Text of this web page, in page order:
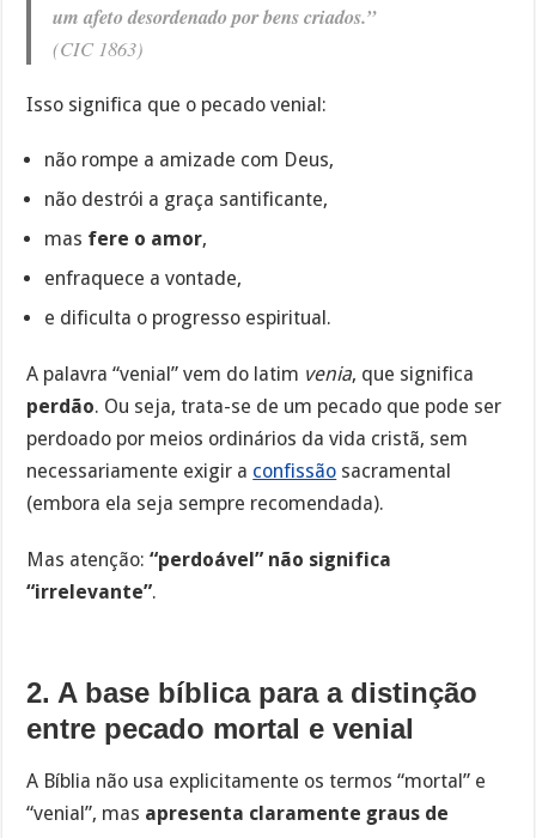
um afeto desordenado por bens criados.”
(CIC 1863)
Isso significa que o pecado venial:
não rompe a amizade com Deus,
não destrói a graça santificante,
mas fere o amor,
enfraquece a vontade,
e dificulta o progresso espiritual.
A palavra “venial” vem do latim venia, que significa
perdão. Ou seja, trata-se de um pecado que pode ser
perdoado por meios ordinários da vida cristã, sem
necessariamente exigir a confissão sacramental
(embora ela seja sempre recomendada).
Mas atenção:“perdoável” não significa
“irrelevante”.
2. A base bíblica para a distinção
entre pecado mortal e venial
A Bíblia não usa explicitamente os termos “mortal” e
“venial”, mas apresenta claramente graus de